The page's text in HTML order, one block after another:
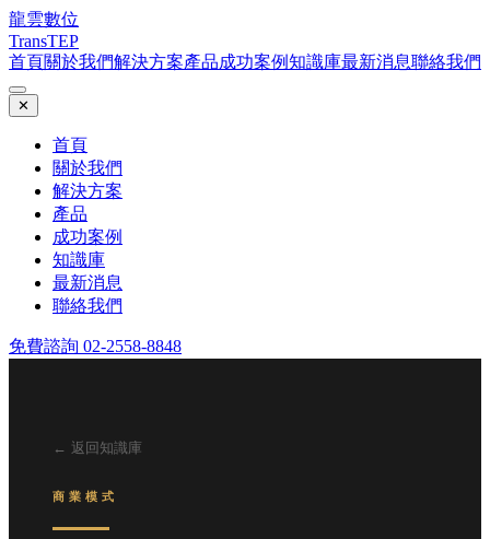
龍雲數位
TransTEP
首頁關於我們解決方案產品成功案例知識庫最新消息聯絡我們
✕
首頁
關於我們
解決方案
產品
成功案例
知識庫
最新消息
聯絡我們
免費諮詢 02-2558-8848
← 返回知識庫
商業模式